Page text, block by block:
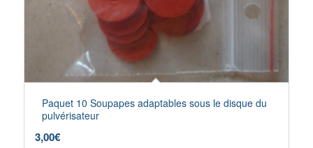
Paquet 10 Soupapes adaptables sous le disque du
pulvérisateur
3,00€